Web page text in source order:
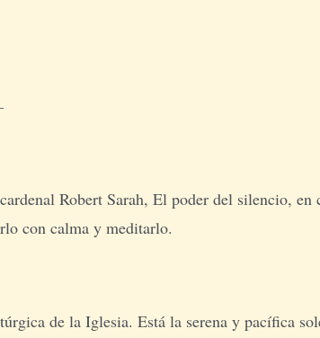
Robert Sarah, El poder del silencio,
con calma y meditarlo.
de la Iglesia. Está la serena y pacífica